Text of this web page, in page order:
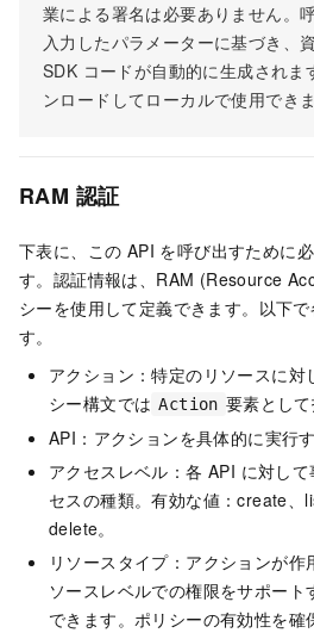
業による署名は必要ありません。
入力したパラメーターに基づき、
SDK コードが自動的に生成されま
ンロードしてローカルで使用できま
RAM 認証
下表に、この API を呼び出すために
す。認証情報は、RAM (Resource
シーを使用して定義できます。以下
す。
アクション：特定のリソースに対
シー構文では Action 要素として
API：アクションを具体的に実行
アクセスレベル：各 API に対し
セスの種類。有効な値：create、
delete。
リソースタイプ：アクションが作
ソースレベルでの権限をサポー
できます。ポリシーの有効性を